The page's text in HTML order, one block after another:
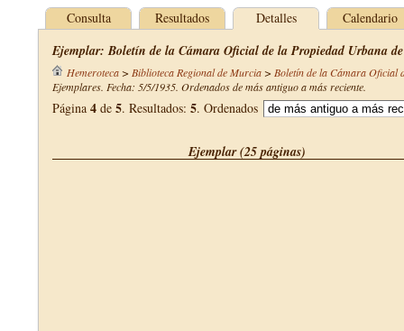
Consulta Resultados Detalles Calendario
Ejemplar: Boletín de la Cámara Oficial de la Propiedad Urbana
Hemeroteca> Biblioteca Regional de Murcia> Boletín de la Cámara
Ejemplares. Fecha: 5/5/1935. Ordenados de más antiguo a más reciente.
Página 4 de 5. Resultados: 5. Ordenados
Ejemplar (25 páginas)